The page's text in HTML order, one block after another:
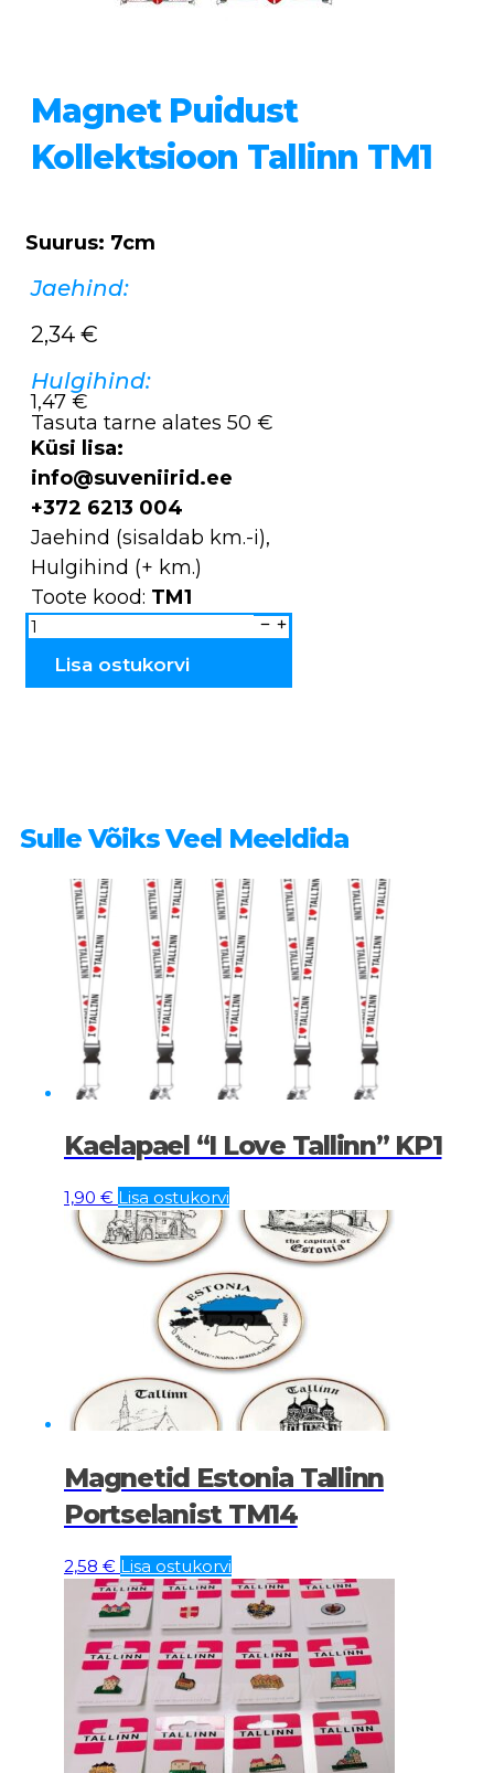
Magnet Puidust
Kollektsioon Tallinn TM1
Suurus: 7cm
Jaehind:
2,34 €
Hulgihind:
1,47 €
Tasuta tarne alates 50 €
Küsi lisa:
info@suveniirid.ee
+372 6213 004
Jaehind (sisaldab km.-i),
Hulgihind (+ km.)
Toote kood: TM1
Magnet
puidust
kollektsioon
kogusLisa ostukorvi
Sulle Võiks Veel Meeldida
Kaelapael “I Love Tallinn” KP1
1,90 € Lisa ostukorvi
Magnetid Estonia Tallinn
Portselanist TM14
2,58 € Lisa ostukorvi